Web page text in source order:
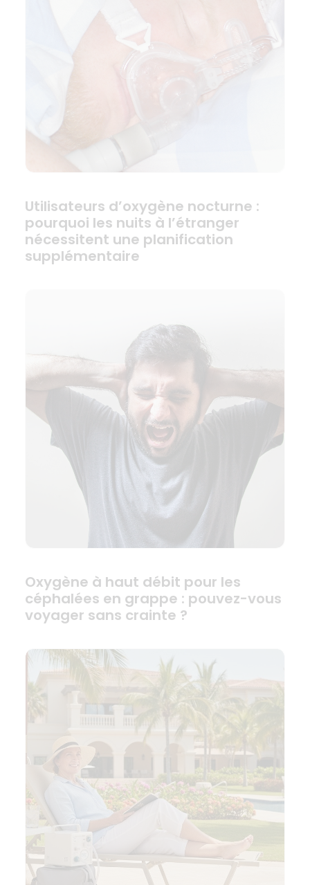
Utilisateurs d’oxygène nocturne :
pourquoi les nuits à l’étranger
nécessitent une planification
supplémentaire
Oxygène à haut débit pour les
céphalées en grappe : pouvez-vous
voyager sans crainte ?